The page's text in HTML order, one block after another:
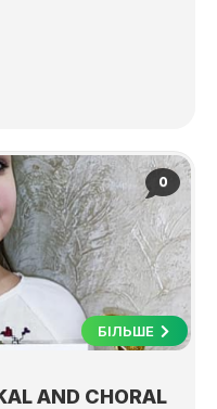
0
БІЛЬШЕ
AND CHORAL